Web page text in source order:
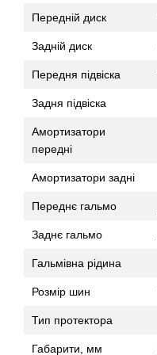
Передній диск
Задній диск
Передня підвіска
Задня підвіска
Амортизатори
передні
Амортизатори задні
Переднє гальмо
Заднє гальмо
Гальмівна рідина
Розмір шин
Тип протектора
Габарити, мм